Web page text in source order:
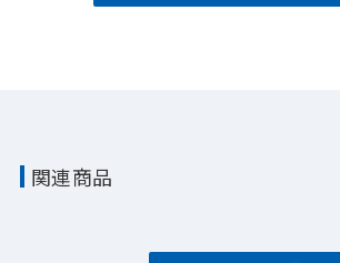
関連商品